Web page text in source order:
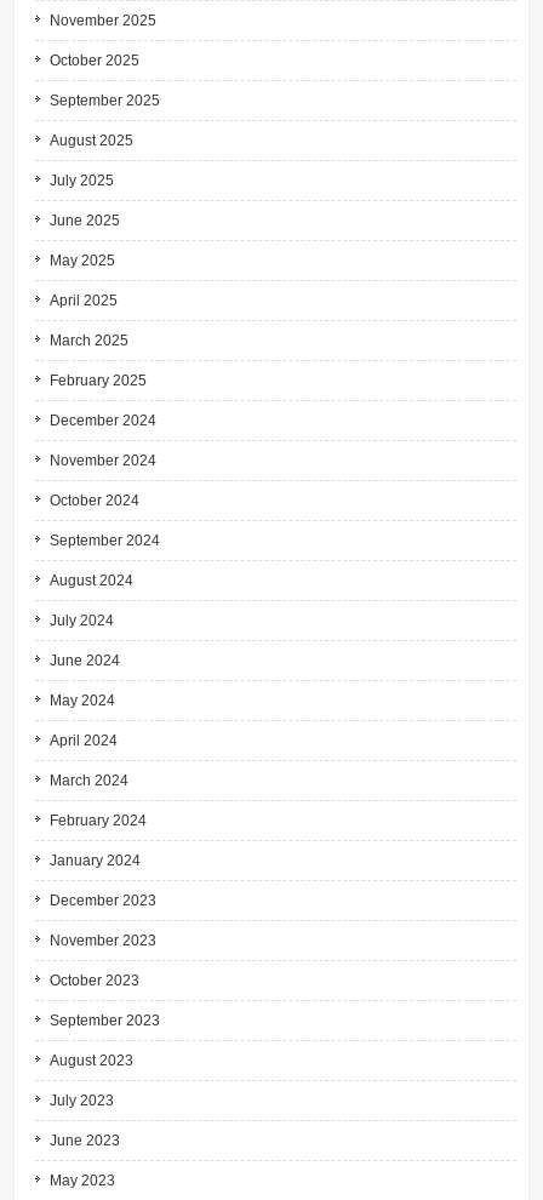
November 2025
October 2025
September 2025
August 2025
July 2025
June 2025
May 2025
April 2025
March 2025
February 2025
December 2024
November 2024
October 2024
September 2024
August 2024
July 2024
June 2024
May 2024
April 2024
March 2024
February 2024
January 2024
December 2023
November 2023
October 2023
September 2023
August 2023
July 2023
June 2023
May 2023